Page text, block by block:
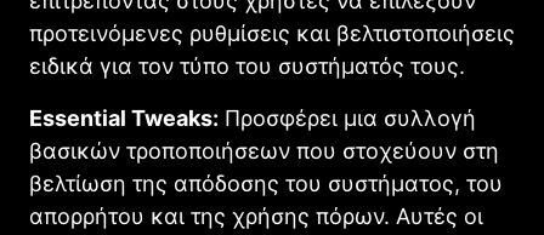
προτεινόμενες ρυθμίσεις και βελτιστοποιήσεις
ειδικά για τον τύπο του συστήματός τους.
Essential Tweaks: Προσφέρει μια συλλογή
βασικών τροποποιήσεων που στοχεύουν στη
βελτίωση της απόδοσης του συστήματος, του
απορρήτου και της χρήσης πόρων. Αυτές οι